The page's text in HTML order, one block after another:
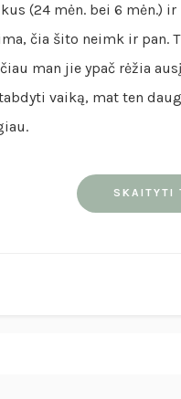
(24 mėn. bei 6 mėn.)
čia šito neimk ir
man jie ypač rėžia
vaiką, mat ten
SKAITYTI